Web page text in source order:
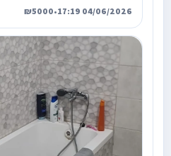
04/06/2026 17:19
•
₪5000